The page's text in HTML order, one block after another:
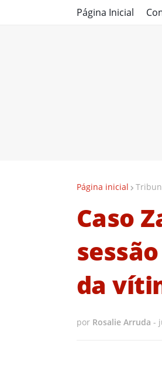
Página Inicial
Página inicial
Caso
da
por Rosalie Arruda -